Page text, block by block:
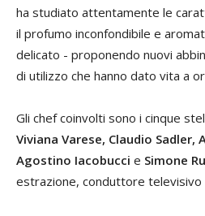
ha studiato attentamente le
il profumo inconfondibile e
delicato - proponendo nuovi
di utilizzo che hanno dato vita a
Gli chef coinvolti sono i cinque
Viviana Varese, Claudio Sadler,
Agostino Iacobucci e Simone
estrazione, conduttore televisivo